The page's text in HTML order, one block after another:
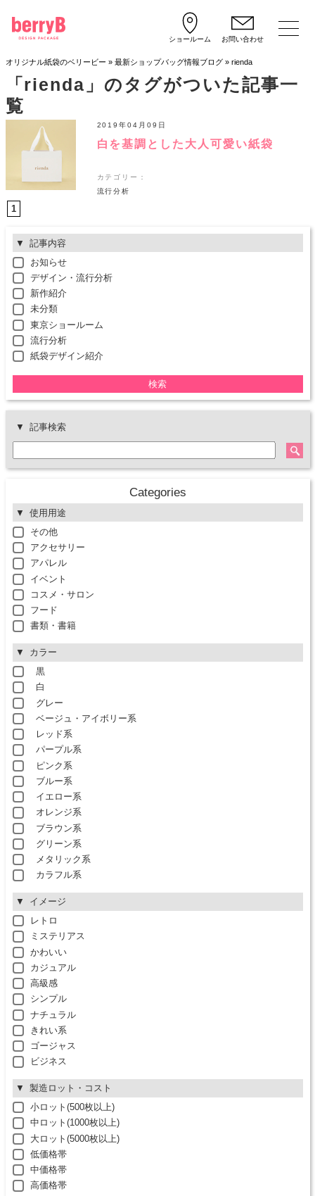
ショールーム お問い合わせ
オリジナル紙袋のベリービー » 最新ショップバッグ情報ブログ» rienda
「rienda」のタグがついた記事一
覧
白を基調とした大人可愛い紙袋
2019年04月09日
カテゴリー：
流行分析
1
記事内容
お知らせ
デザイン・流行分析
新作紹介
未分類
東京ショールーム
流行分析
紙袋デザイン紹介
検索
記事検索
Categories
使用用途
その他
アクセサリー
アパレル
イベント
コスメ・サロン
フード
書類・書籍
カラー
黒
白
グレー
ベージュ・アイボリー系
レッド系
パープル系
ピンク系
ブルー系
イエロー系
オレンジ系
ブラウン系
グリーン系
メタリック系
カラフル系
イメージ
レトロ
ミステリアス
かわいい
カジュアル
高級感
シンプル
ナチュラル
きれい系
ゴージャス
ビジネス
製造ロット・コスト
小ロット(500枚以上)
中ロット(1000枚以上)
大ロット(5000枚以上)
低価格帯
中価格帯
高価格帯